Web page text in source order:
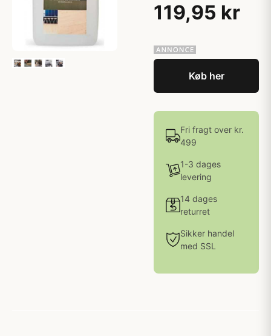
119,95 kr
Køb her
Fri fragt over kr.
499
1-3 dages
levering
14 dages
returret
Sikker handel
med SSL